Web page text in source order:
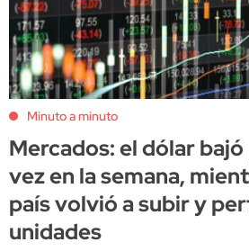
Minuto a minuto
Mercados: el dólar
vez en la semana,
país volvió a subir y
unidades